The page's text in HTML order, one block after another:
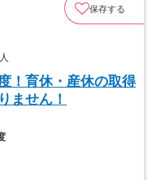
保存する
！育休・産休の取得
ません！